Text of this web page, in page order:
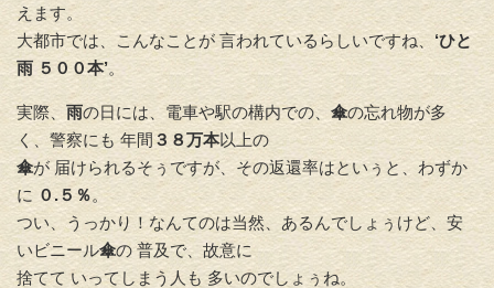
えます。
大都市では、こんなことが 言われているらしいですね、 ‘ひと
雨 ５００本’。
実際、 雨の日には、電車や駅の構内での、 傘の忘れ物が多
く、警察にも 年間３８万本以上の
傘が 届けられるそぅですが、その返還率はといぅと、わずか
に ０.５％。
つい、うっかり！なんてのは当然、あるんでしょぅけど、安
いビニール傘の 普及で、故意に
捨てて いってしまう人も 多いのでしょぅね。